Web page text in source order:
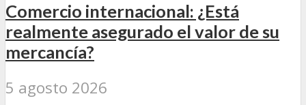
Comercio internacional: ¿Está
realmente asegurado el valor de su
mercancía?
5 agosto 2026